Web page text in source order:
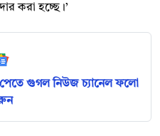
করা হচ্ছে।’
গুগল নিউজ চ্যানেল ফলো